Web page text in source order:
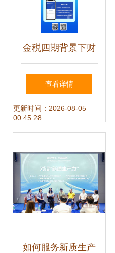
金税四期背景下财
税公司的服务转型
以财税数据技术服
查看详情
更新时间：2026-08-05
00:45:28
如何服务新质生产